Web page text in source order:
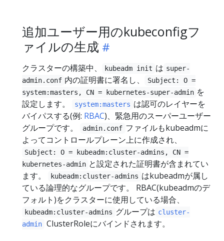
追加ユーザー用のkubeconfigフ
ァイルの生成
クラスターの構築中、 kubeadm init は super-
admin.conf 内の証明書に署名し、
Subject: O =
system:masters, CN = kubernetes-super-admin を
設定します。
system:masters は認可のレイヤーを
バイパスする(例: RBAC)、緊急用のスーパーユーザー
グループです。
admin.conf ファイルもkubeadmに
よってコントロールプレーン上に作成され、
Subject: O = kubeadm:cluster-admins, CN =
kubernetes-admin と設定された証明書が含まれてい
ます。
kubeadm:cluster-admins はkubeadmが属し
ている論理的なグループです。 RBAC(kubeadmのデ
フォルト)をクラスターに使用している場合、
kubeadm:cluster-admins グループは cluster-
admin ClusterRoleにバインドされます。